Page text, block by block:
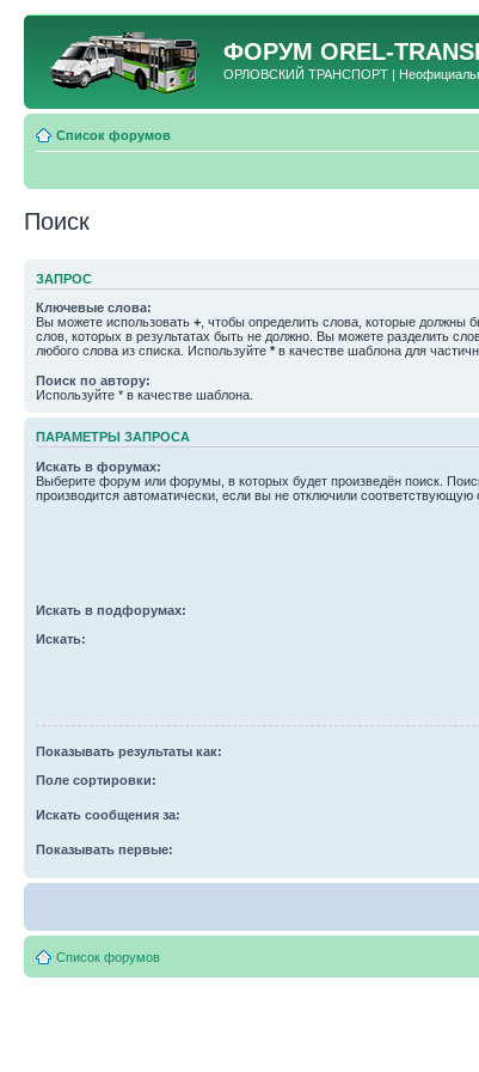
ФОРУМ OREL-
ОРЛОВСКИЙ ТРАНСПОРТ |
Список форумов
Поиск
ЗАПРОС
Ключевые слова:
Вы можете использовать + , чтобы определить слова, которые должны
слов, которых в результатах быть не должно. Вы можете разделить
любого слова из списка. Используйте * в качестве шаблона для
Поиск по автору:
Используйте * в качестве шаблона.
ПАРАМЕТРЫ ЗАПРОСА
Искать в форумах:
Выберите форум или форумы, в которых будет произведён поиск.
производится автоматически, если вы не отключили соответствующую
Искать в подфорумах:
Искать:
Показывать результаты как:
Поле сортировки:
Искать сообщения за:
Показывать первые:
Список форумов